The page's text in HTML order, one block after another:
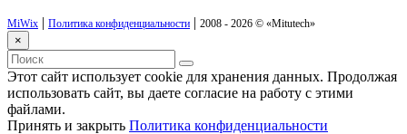
MiWix | Политика конфиденциальности | 2008 - 2026 © «Mitutech»
×
Этот сайт использует cookie для хранения данных. Продолжая
использовать сайт, вы даете согласие на работу с этими
файлами.
Принять и закрыть Политика конфиденциальности